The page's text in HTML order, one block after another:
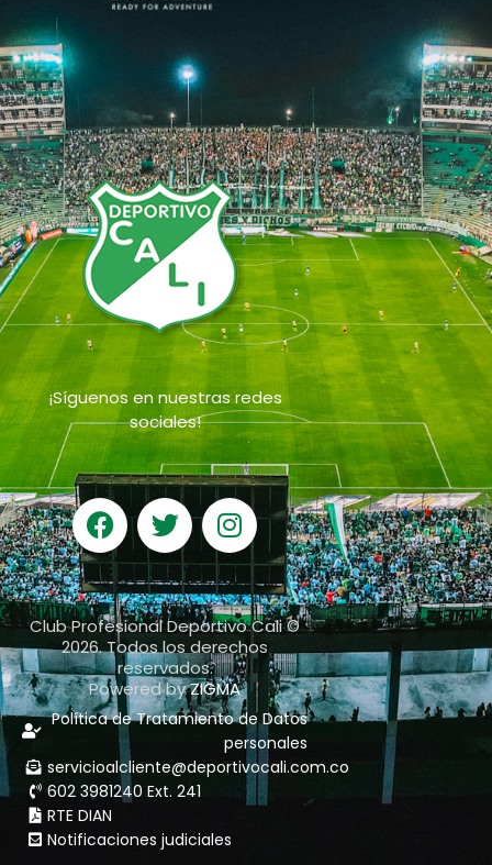
¡Síguenos en nuestras redes
sociales!
Club Profesional Deportivo Cali ©
2026. Todos los derechos
reservados.
Powered byZIGMA
Política de Tratamiento de Datos
personales
servicioalcliente@deportivocali.com.co
602 3981240 Ext. 241
RTE DIAN
Notificaciones judiciales